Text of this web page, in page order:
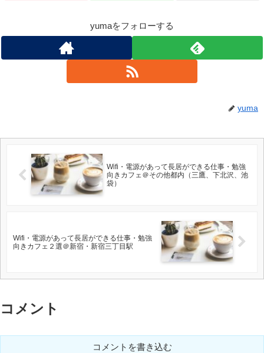
yumaをフォローする
yuma
Wifi・電源があって長居ができる仕事・勉強
向きカフェ＠その他都内（三鷹、下北沢、池
袋）
Wifi・電源があって長居ができる仕事・勉強
向きカフェ２選＠新宿・新宿三丁目駅
コメント
コメントを書き込む